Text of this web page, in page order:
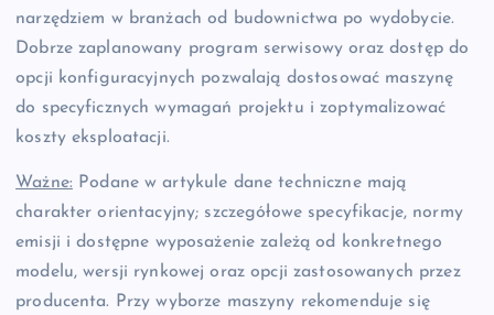
narzędziem w branżach od budownictwa po wydobycie.
Dobrze zaplanowany program serwisowy oraz dostęp do
opcji konfiguracyjnych pozwalają dostosować maszynę
do specyficznych wymagań projektu i zoptymalizować
koszty eksploatacji.
Ważne: Podane w artykule dane techniczne mają
charakter orientacyjny; szczegółowe specyfikacje, normy
emisji i dostępne wyposażenie zależą od konkretnego
modelu, wersji rynkowej oraz opcji zastosowanych przez
producenta. Przy wyborze maszyny rekomenduje się